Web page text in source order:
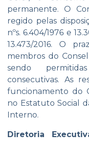
permanente. O
regido pelas
nºs. 6.404/1976 e
13.473/2016. O
membros do
sendo
consecutivas. As
funcionamento do
no Estatuto Social
Interno.
Diretoria